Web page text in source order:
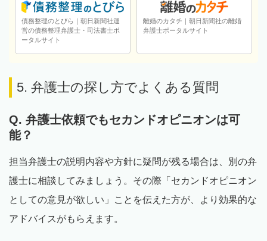
債務整理のとびら｜朝日新聞社運
営の債務整理弁護士・司法書士ポ
ータルサイト
離婚のカタチ｜朝日新聞社の離婚
弁護士ポータルサイト
5. 弁護士の探し方でよくある質問
Q. 弁護士依頼でもセカンドオピニオンは可
能？
担当弁護士の説明内容や方針に疑問が残る場合は、別の弁
護士に相談してみましょう。その際「セカンドオピニオン
としての意見が欲しい」ことを伝えた方が、より効果的な
アドバイスがもらえます。